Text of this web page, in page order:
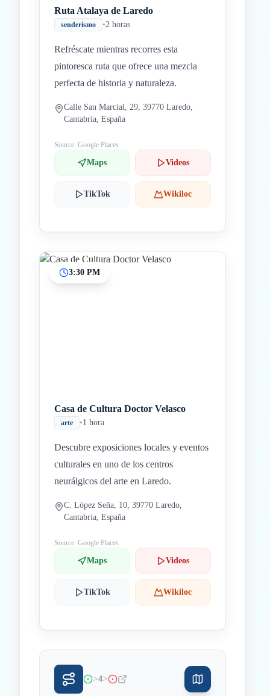
Ruta Atalaya de Laredo
senderismo •2 horas
Refréscate mientras recorres esta
pintoresca ruta que ofrece una mezcla
perfecta de historia y naturaleza.
Calle San Marcial, 29, 39770 Laredo,
Cantabria, España
Source: Google Places
Maps Videos
TikTok Wikiloc
3:30 PM
Casa de Cultura Doctor Velasco
arte •1 hora
Descubre exposiciones locales y eventos
culturales en uno de los centros
neurálgicos del arte en Laredo.
C. López Seña, 10, 39770 Laredo,
Cantabria, España
Source: Google Places
Maps Videos
TikTok Wikiloc
>4>